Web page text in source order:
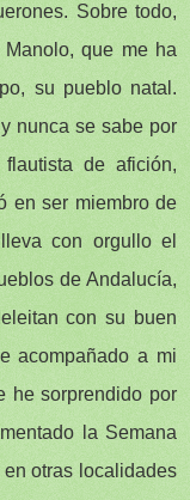
Sobre todo,
que me ha
su pueblo natal.
nunca se sabe por
de afición,
en ser miembro de
con orgullo el
de Andalucía,
con su buen
acompañado a mi
he sorprendido por
la Semana
otras localidades